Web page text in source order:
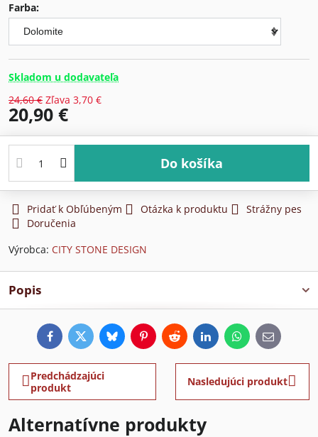
Farba:
Skladom u dodavateľa
24,60 € Zľava 3,70 €
20,90 €
Do košíka
Pridať k Obľúbeným Otázka k produktu
Strážny pes
Doručenia
Výrobca: CITY STONE DESIGN
Popis
FacebookTwitterBlueskyPinterestRedditLinkedInWhatsApp
E-
mail
Predchádzajúci
produkt
Nasledujúci produkt
Alternatívne produkty